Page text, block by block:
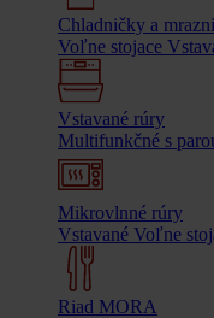
Chladničky a
Voľne stojace
Vstavané rúry
Multifunkčné s
Mikrovlnné rúry
Vstavané Voľne
Riad MORA